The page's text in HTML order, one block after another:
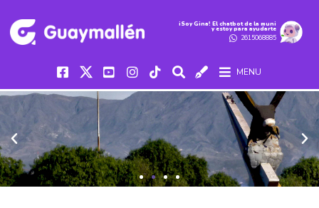
iSoy Gina! El chatbot de la muni
y estoy para ayudarte
2615068885
MENU